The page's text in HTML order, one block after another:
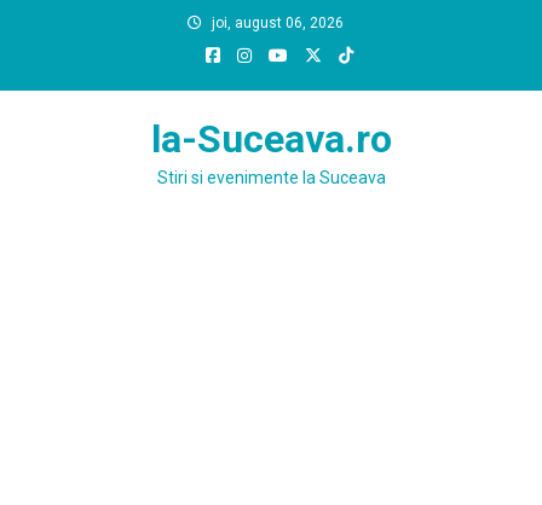
joi, august 06, 2026
la-Suceava.ro
Stiri si evenimente la Suceava